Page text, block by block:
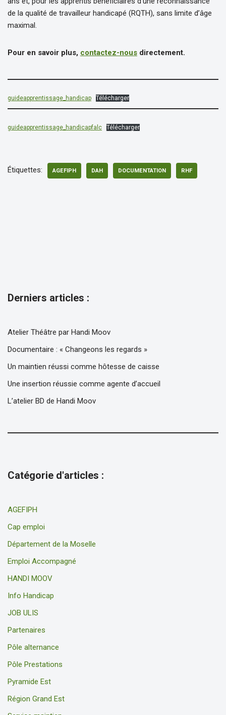
de la qualité de travailleur handicapé (RQTH), sans limite d’âge
maximal.
Pour en savoir plus, contactez-nous directement.
guideapprentissage_handicap Télécharger
guideapprentissage_handicapfalc Télécharger
Étiquettes: AGEFIPH DAH DOCUMENTATION RHF
Derniers articles :
Atelier Théâtre par Handi Moov
Documentaire : « Changeons les regards »
Un maintien réussi comme hôtesse de caisse
Une insertion réussie comme agente d’accueil
L’atelier BD de Handi Moov
Catégorie d'articles :
AGEFIPH
Cap emploi
Département de la Moselle
Emploi Accompagné
HANDI MOOV
Info Handicap
JOB ULIS
Partenaires
Pôle alternance
Pôle Prestations
Pyramide Est
Région Grand Est